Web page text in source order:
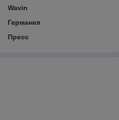
Wavin
Германия
Пресс